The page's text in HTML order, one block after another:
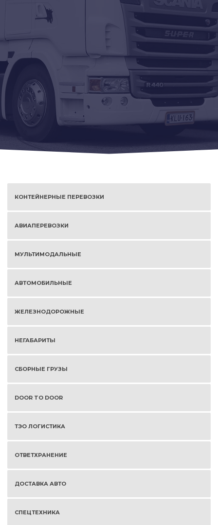
КОНТЕЙНЕРНЫЕ ПЕРЕВОЗКИ
АВИАПЕРЕВОЗКИ
МУЛЬТИМОДАЛЬНЫЕ
АВТОМОБИЛЬНЫЕ
ЖЕЛЕЗНОДОРОЖНЫЕ
НЕГАБАРИТЫ
СБОРНЫЕ ГРУЗЫ
DOOR TO DOOR
ТЭО ЛОГИСТИКА
ОТВЕТХРАНЕНИЕ
ДОСТАВКА АВТО
СПЕЦТЕХНИКА